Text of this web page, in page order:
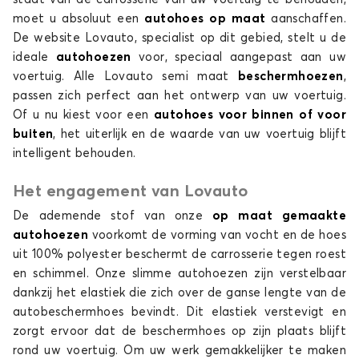
Autohoes voor CHEVROLET EPICA
KALOS
Autohoes voor CHEVROLET KALOS
LACETTI
moet u absoluut een autohoes op maataanschaffen.
De website Lovauto, specialist op dit gebied, stelt u de
ideale autohoezen
voor, speciaal aangepast aan uw
voertuig. Alle Lovauto semi maat
beschermhoezen,
passen zich perfect aan het ontwerp van uw voertuig.
Of u nu kiest voor een autohoes voor binnen of voor
buiten, het uiterlijk en de waarde van uw voertuig blijft
intelligent behouden.
Het engagement van Lovauto
De ademende stof van onze op maat gemaakte
autohoezen voorkomt de vorming van vocht en de hoes
uit 100% polyester beschermt de carrosserie tegen roest
en schimmel. Onze slimme autohoezen zijn verstelbaar
dankzij het elastiek die zich over de ganse lengte van de
autobeschermhoes bevindt. Dit elastiek verstevigt en
zorgt ervoor dat de beschermhoes op zijn plaats blijft
rond uw voertuig. Om uw werk gemakkelijker te maken